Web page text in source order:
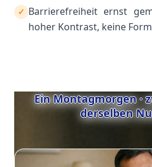
✓ Barrierefreiheit ernst
hoher Kontrast, keine
Ein Montagmorgen ·
derselben